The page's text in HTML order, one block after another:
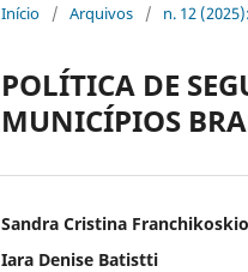
Início / Arquivos / n. 12
POLÍTICA DE
MUNICÍPIOS
Sandra Cristina Franchikoskio
Iara Denise Batistti